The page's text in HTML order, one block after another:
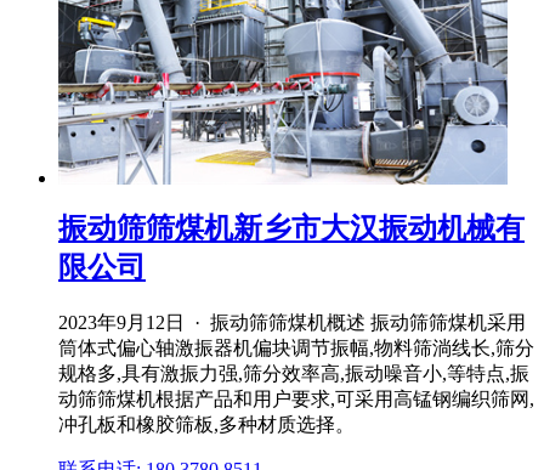
振动筛筛煤机新乡市大汉振动机械有
限公司
2023年9月12日 · 振动筛筛煤机概述 振动筛筛煤机采用
筒体式偏心轴激振器机偏块调节振幅,物料筛淌线长,筛分
规格多,具有激振力强,筛分效率高,振动噪音小,等特点,振
动筛筛煤机根据产品和用户要求,可采用高锰钢编织筛网,
冲孔板和橡胶筛板,多种材质选择。